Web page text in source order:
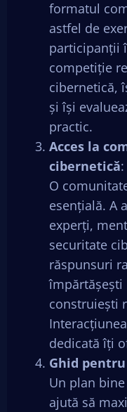
formatul
astfel de
participanții
competiție
cibernetică,
și își
practic.
Acces la
cibernetică:
O
esențială. A
experți,
securitate
răspunsuri
împărtășești
construiești
dedicată îți
Ghid
Un plan
ajută să